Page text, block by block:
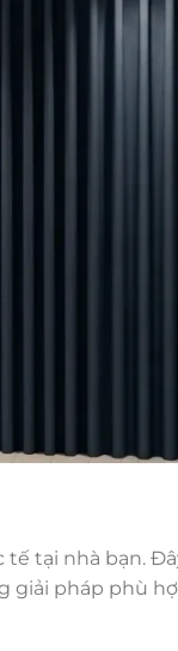
tại nhà bạn.
giải pháp phù